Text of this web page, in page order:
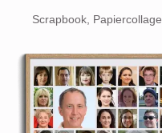
Scrapbook, Papiercollage